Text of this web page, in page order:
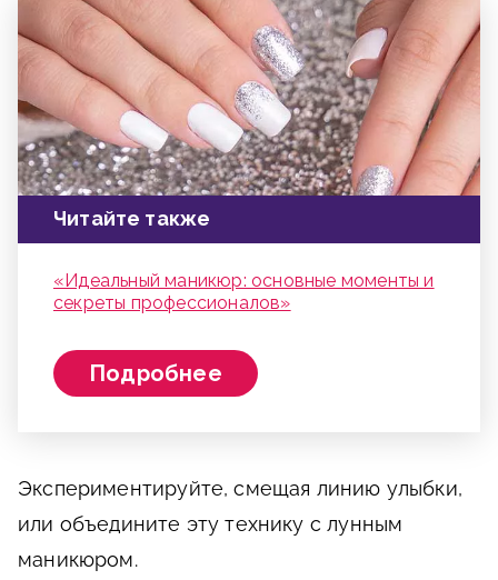
Читайте также
«Идеальный маникюр: основные моменты и
секреты профессионалов»
Подробнее
Экспериментируйте, смещая линию улыбки,
или объедините эту технику с лунным
маникюром.